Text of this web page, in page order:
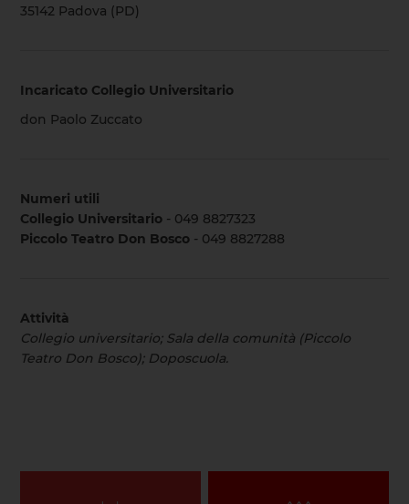
35142 Padova (PD)
Incaricato Collegio Universitario
don Paolo Zuccato
Numeri utili
Collegio Universitario - 049 8827323
Piccolo Teatro Don Bosco - 049 8827288
Attività
Collegio universitario; Sala della comunità (Piccolo
Teatro Don Bosco); Doposcuola.